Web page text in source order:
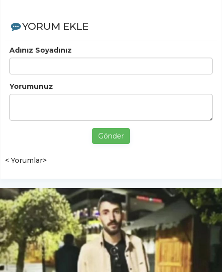
YORUM EKLE
Adınız Soyadınız
Yorumunuz
Gönder
< Yorumlar>